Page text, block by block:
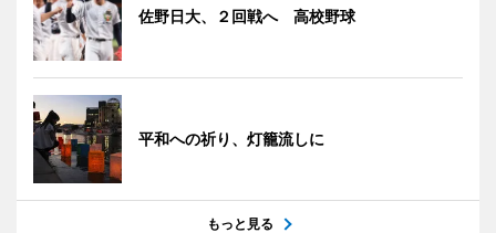
佐野日大、２回戦へ 高校野球
平和への祈り、灯籠流しに
もっと見る